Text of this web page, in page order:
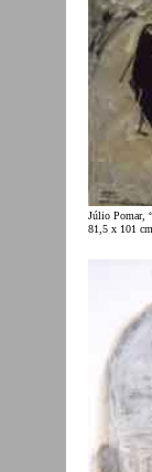
Júlio Pomar,
81,5 x 101 cm